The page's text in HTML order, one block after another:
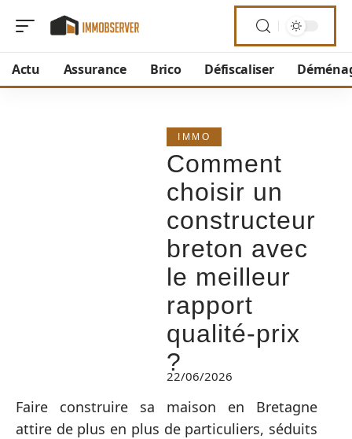
Actu Assurance Brico Défiscaliser
IMMO
Comment
choisir un
constructeur
breton avec
le meilleur
rapport
qualité-prix
?
22/06/2026
Faire construire sa maison en Bretagne
attire de plus en plus de particuliers, séduits